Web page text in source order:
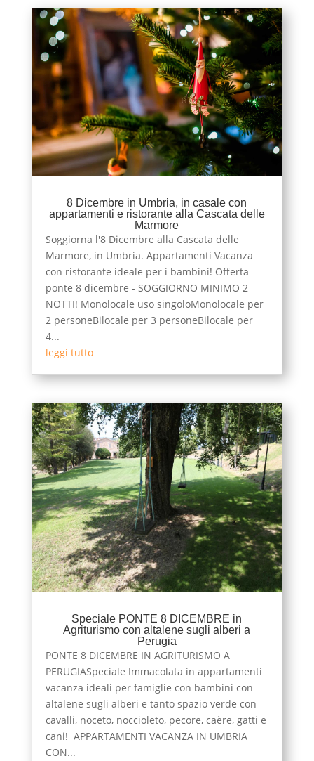
8 Dicembre in Umbria, in casale con
appartamenti e ristorante alla Cascata delle
Marmore
Soggiorna l'8 Dicembre alla Cascata delle
Marmore, in Umbria. Appartamenti Vacanza
con ristorante ideale per i bambini! Offerta
ponte 8 dicembre - SOGGIORNO MINIMO 2
NOTTI! Monolocale uso singoloMonolocale per
2 personeBilocale per 3 personeBilocale per
4...
leggi tutto
Speciale PONTE 8 DICEMBRE in
Agriturismo con altalene sugli alberi a
Perugia
PONTE 8 DICEMBRE IN AGRITURISMO A
PERUGIASpeciale Immacolata in appartamenti
vacanza ideali per famiglie con bambini con
altalene sugli alberi e tanto spazio verde con
cavalli, noceto, noccioleto, pecore, caère, gatti e
cani! APPARTAMENTI VACANZA IN UMBRIA
CON...